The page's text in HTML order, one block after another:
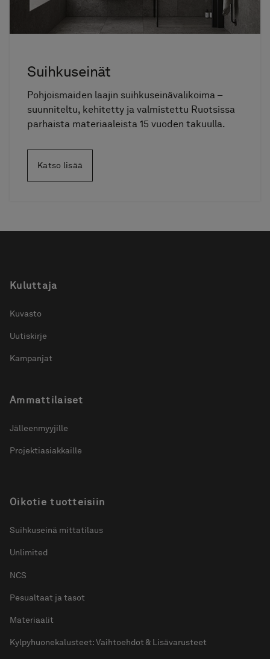
Suihkuseinät
Pohjoismaiden laajin suihkuseinävalikoima –
suunniteltu, kehitetty ja valmistettu Ruotsissa
parhaista materiaaleista 15 vuoden takuulla.
Katso lisää
Kuluttaja
Kuvasto
Uutiskirje
Kampanjat
Ammattilaiset
Jälleenmyyjille
Projektiasiakkaille
Oikotie tuotteisiin
Suihkuseinä mittatilaus
Unlimited
NCS
Pesualtaat ja tasot
Materiaalit
Kylpyhuonekalusteet: Vaihtoehdot & Lisävarusteet